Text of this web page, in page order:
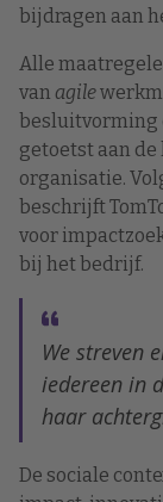
bijdragen aan
Alle
van agile
besluitvorming
getoetst aan
organisatie.
beschrijft
voor
bij het bedrijf.
We streven
iedereen in
haar
De sociale